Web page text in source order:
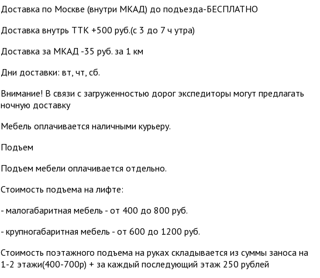
Доставка по Москве (внутри МКАД) до подъезда-БЕСПЛАТНО
Доставка внутрь ТТК +500 руб.(с 3 до 7 ч утра)
Доставка за МКАД -35 руб. за 1 км
Дни доставки: вт, чт, сб.
Внимание! В связи с загруженностью дорог экспедиторы могут предлагать
ночную доставку
Мебель оплачивается наличными курьеру.
Подъем
Подъем мебели оплачивается отдельно.
Стоимость подъема на лифте:
- малогабаритная мебель - от 400 до 800 руб.
- крупногабаритная мебель - от 600 до 1200 руб.
Стоимость поэтажного подъема на руках складывается из суммы заноса на
1-2 этажи(400-700р) + за каждый последующий этаж 250 рублей